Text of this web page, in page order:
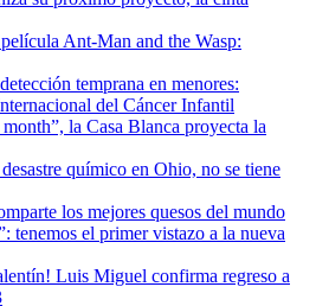
Ant-Man and the Wasp:
temprana en menores:
del Cáncer Infantil
la Casa Blanca proyecta la
químico en Ohio, no se tiene
los mejores quesos del mundo
tenemos el primer vistazo a la nueva
Luis Miguel confirma regreso a